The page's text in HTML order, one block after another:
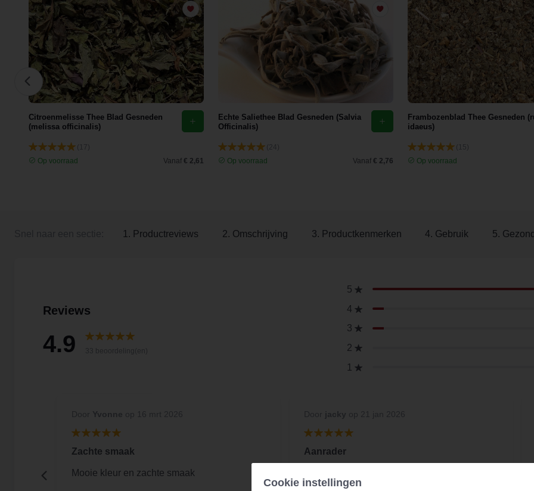
Citroenmelisse Thee Blad Gesneden
(melissa officinalis)
Op voorraad
Vanaf € 2,61
Echte Saliethee Blad Gesneden (Salvia
Officinalis)
Op voorraad
Vanaf € 2,76
Frambozenblad Thee Gesneden
idaeus)
Op voorraad
1. Productreviews 2. Omschrijving 3. Productkenmerken 4. Gebruik 5.
Reviews
4.9
5
4
3
2
1
Zachte smaak
Mooie kleur en zachte smaak
Aanrader
ontgiften van mijn lichaam. Goede smaak en
Cookie instellingen